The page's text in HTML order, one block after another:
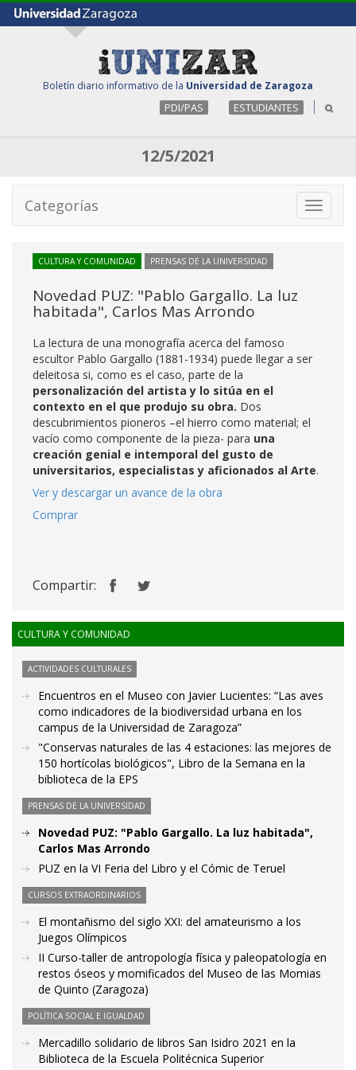
Boletín diario informativo de la Universidad de Zaragoza
PDI/PAS ESTUDIANTES
12/5/2021
Toggle
Categorías
CULTURA Y COMUNIDAD PRENSAS DE LA UNIVERSIDAD
Novedad PUZ: "Pablo Gargallo. La luz
habitada", Carlos Mas Arrondo
La lectura de una monografía acerca del famoso
escultor Pablo Gargallo (1881-1934) puede llegar a ser
deleitosa si, como es el caso, parte de la
personalización del artista y lo sitúa en el
contexto en el que produjo su obra. Dos
descubrimientos pioneros –el hierro como material; el
vacío como componente de la pieza- para una
creación genial e intemporal del gusto de
universitarios, especialistas y aficionados al Arte.
Ver y descargar un avance de la obra
Comprar
Compartir:
CULTURA Y COMUNIDAD
ACTIVIDADES CULTURALES
Encuentros en el Museo con Javier Lucientes: “Las aves
como indicadores de la biodiversidad urbana en los
campus de la Universidad de Zaragoza”
"Conservas naturales de las 4 estaciones: las mejores de
150 hortícolas biológicos", Libro de la Semana en la
biblioteca de la EPS
PRENSAS DE LA UNIVERSIDAD
Novedad PUZ: "Pablo Gargallo. La luz habitada",
Carlos Mas Arrondo
PUZ en la VI Feria del Libro y el Cómic de Teruel
CURSOS EXTRAORDINARIOS
El montañismo del siglo XXI: del amateurismo a los
Juegos Olímpicos
II Curso-taller de antropología física y paleopatología en
restos óseos y momificados del Museo de las Momias
de Quinto (Zaragoza)
POLÍTICA SOCIAL E IGUALDAD
Mercadillo solidario de libros San Isidro 2021 en la
Biblioteca de la Escuela Politécnica Superior